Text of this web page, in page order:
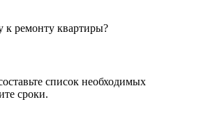
к ремонту квартиры?
список необходимых
сроки.